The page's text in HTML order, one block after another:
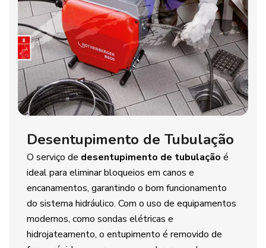
Desentupimento de Tubulação
O serviço de desentupimento de tubulação é
ideal para eliminar bloqueios em canos e
encanamentos, garantindo o bom funcionamento
do sistema hidráulico. Com o uso de equipamentos
modernos, como sondas elétricas e
hidrojateamento, o entupimento é removido de